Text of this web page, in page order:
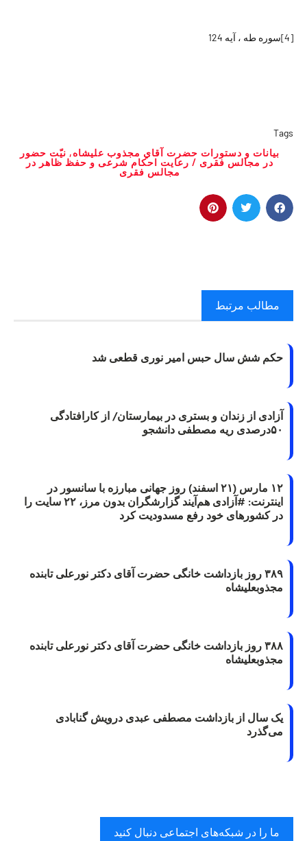
[4] سوره طه ، آیه 124
Tags
بیانات و دستورات حضرت آقاي مجذوب عليشاه, نیّت حضور
در مجالس فقری / رعایت احکام شرعی و حفظ ظاهر در
مجالس فقری
مطالب مرتبط
حکم شش سال حبس امیر نوری قطعی شد
آزادی از زندان و بستری در بیمارستان/ از کارافتادگی
۵۰درصدی ریه مصطفی دانشجو
۱۲ مارس (۲۱ اسفند) روز جهانی مبارزه با سانسور در
اینترنت: #آزادی هم‌آیند گزارشگران‌ بدون مرز، ۲۲ سایت را
در کشورهای خود رفع مسدودیت کرد
۳۸۹ روز بازداشت خانگی حضرت آقای دکتر نورعلی تابنده
مجذوبعلیشاه
۳۸۸ روز بازداشت خانگی حضرت آقای دکتر نورعلی تابنده
مجذوبعلیشاه
یک سال از بازداشت مصطفی عبدی درویش گنابادی
می‌گذرد
ما را در شبکه‌های اجتماعی دنبال کنید